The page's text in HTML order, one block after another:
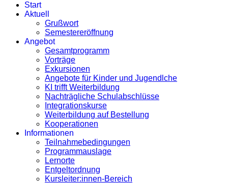
Start
Aktuell
Grußwort
Semestereröffnung
Angebot
Gesamtprogramm
Vorträge
Exkursionen
Angebote für Kinder und Jugendlche
KI trifft Weiterbildung
Nachträgliche Schulabschlüsse
Integrationskurse
Weiterbildung auf Bestellung
Kooperationen
Informationen
Teilnahmebedingungen
Programmauslage
Lernorte
Entgeltordnung
Kursleiter:innen-Bereich